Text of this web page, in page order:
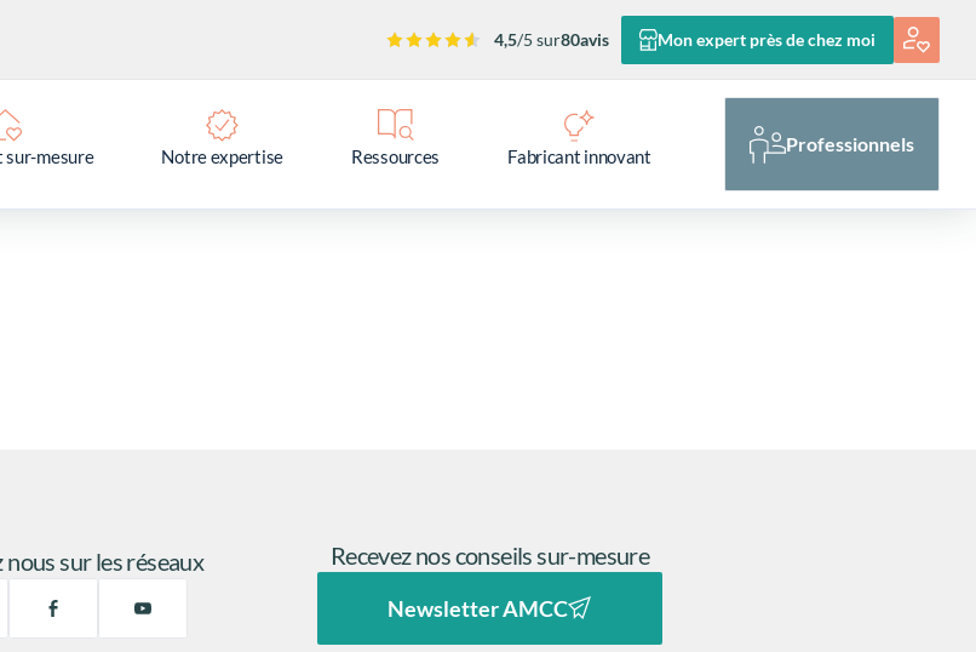
4,5/5 sur80avis Mon expert près de chez moi
sur-mesure Notre expertise Ressources Fabricant innovant
Professionnels
nous sur les réseaux Recevez nos conseils sur-mesure
Newsletter AMCC